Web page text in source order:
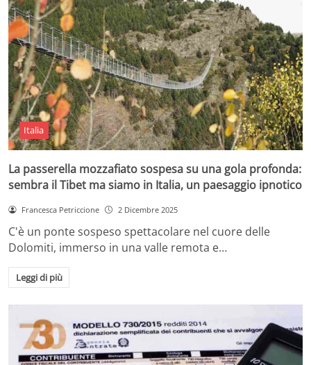
Italia
La passerella mozzafiato sospesa su una gola profonda:
sembra il Tibet ma siamo in Italia, un paesaggio ipnotico
Francesca Petriccione 2 Dicembre 2025
C'è un ponte sospeso spettacolare nel cuore delle
Dolomiti, immerso in una valle remota e…
Leggi di più